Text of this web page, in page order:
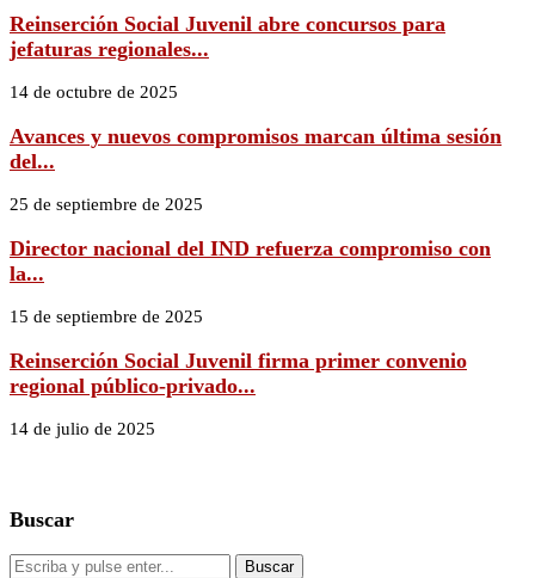
Reinserción Social Juvenil abre concursos para
jefaturas regionales...
14 de octubre de 2025
Avances y nuevos compromisos marcan última sesión
del...
25 de septiembre de 2025
Director nacional del IND refuerza compromiso con
la...
15 de septiembre de 2025
Reinserción Social Juvenil firma primer convenio
regional público-privado...
14 de julio de 2025
Buscar